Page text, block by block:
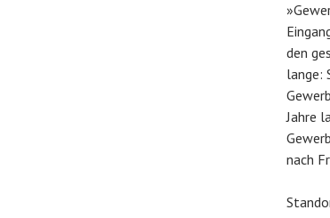
den
lange:
Jahre
nach